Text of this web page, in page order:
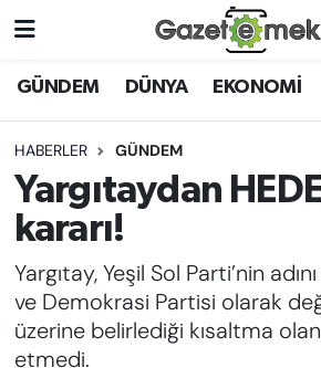
GÜNDEM DÜNYA EKONOMİ
HABERLER GÜNDEM
Yargıtaydan
kararı!
Yargıtay, Yeşil Sol Parti’nin
ve Demokrasi Partisi olarak
üzerine belirlediği kısaltma olan
etmedi.
DÜNYA
EKONOMİ
EMEK HABERLERİ
GAZETECİLİĞİNİ GELİŞTİRMEK
FAYDALI BİLGİLER
Nöbetçi Eczaneler
Hava Durumu
İstanbul Namaz Vakitleri
Süper Lig Puan Durumu ve